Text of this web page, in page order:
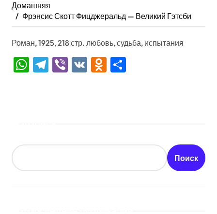
Домашняя
Фрэнсис Скотт Фицджеральд — Великий Гэтсби
Роман, 1925, 218 стр. любовь, судьба, испытания
WhatsApp
Telegram
Viber
VK Odnoklassniki
Поиск